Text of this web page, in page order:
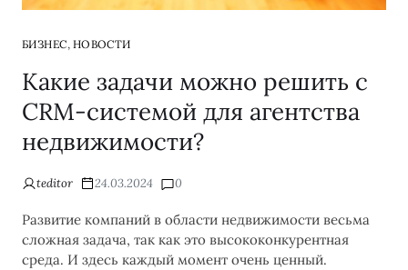
БИЗНЕС, НОВОСТИ
Какие задачи можно решить с
CRM-системой для агентства
недвижимости?
teditor 24.03.2024 0
Развитие компаний в области недвижимости весьма
сложная задача, так как это высококонкурентная
среда. И здесь каждый момент очень ценный.